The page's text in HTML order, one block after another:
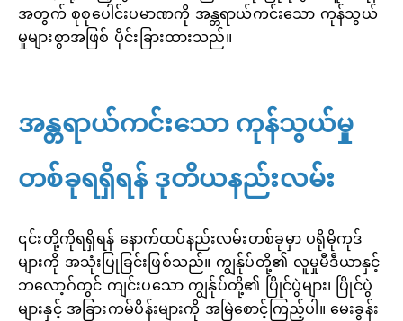
အတွက် စုစုပေါင်းပမာဏကို အန္တရာယ်ကင်းသော ကုန်သွယ်
မှုများစွာအဖြစ် ပိုင်းခြားထားသည်။
အန္တရာယ်ကင်းသော ကုန်သွယ်မှု
တစ်ခုရရှိရန် ဒုတိယနည်းလမ်း
၎င်းတို့ကိုရရှိရန် နောက်ထပ်နည်းလမ်းတစ်ခုမှာ ပရိုမိုကုဒ်
များကို အသုံးပြုခြင်းဖြစ်သည်။ ကျွန်ုပ်တို့၏ လူမှုမီဒီယာနှင့်
ဘလော့ဂ်တွင် ကျင်းပသော ကျွန်ုပ်တို့၏ ပြိုင်ပွဲများ၊ ပြိုင်ပွဲ
များနှင့် အခြားကမ်ပိန်းများကို အမြဲစောင့်ကြည့်ပါ။ မေးခွန်း